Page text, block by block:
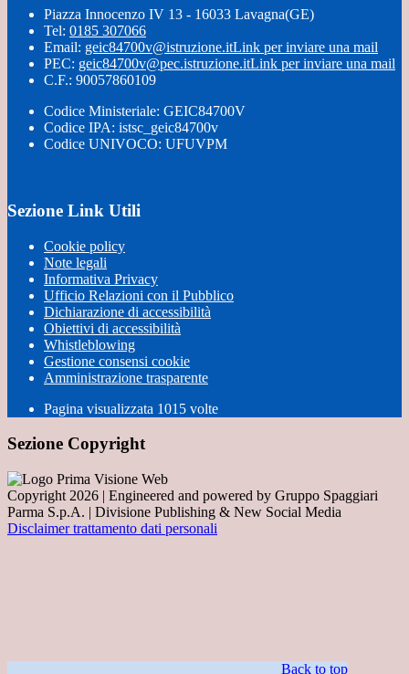
Piazza Innocenzo IV 13 - 16033 Lavagna(GE)
Tel: 0185 307066
Email: geic84700v@istruzione.itLink per inviare una mail
PEC: geic84700v@pec.istruzione.itLink per inviare una mail
C.F.: 90057860109
Codice Ministeriale: GEIC84700V
Codice IPA: istsc_geic84700v
Codice UNIVOCO: UFUVPM
Sezione Link Utili
Cookie policy
Note legali
Informativa Privacy
Ufficio Relazioni con il Pubblico
Dichiarazione di accessibilità
Obiettivi di accessibilità
Whistleblowing
Gestione consensi cookie
Amministrazione trasparente
Pagina visualizzata 1015 volte
Sezione Copyright
Copyright 2026 | Engineered and powered by Gruppo Spaggiari
Parma S.p.A. | Divisione Publishing & New Social Media
Disclaimer trattamento dati personali
Back to top